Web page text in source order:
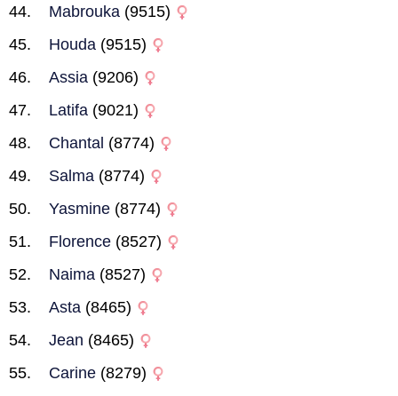
Mabrouka (9515)
Houda (9515)
Assia (9206)
Latifa (9021)
Chantal (8774)
Salma (8774)
Yasmine (8774)
Florence (8527)
Naima (8527)
Asta (8465)
Jean (8465)
Carine (8279)